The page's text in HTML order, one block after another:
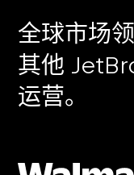
全球市场
其他
运营。